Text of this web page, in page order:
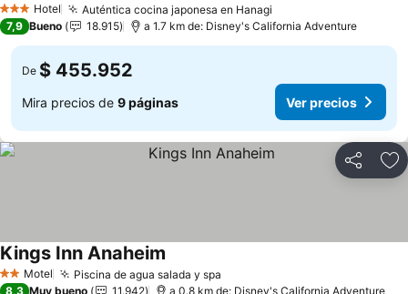
3 Estrellas
Hotel
Auténtica cocina japonesa en Hanagi
7,9 Bueno 18.915 a 1.7 km de: Disney's California Adventure
De $ 455.952
Mira precios de 9 páginas Ver precios
Compartir
2 Estrellas
Motel Piscina de agua salada y spa
Kings Inn Anaheim
8,3 Muy bueno 11.942 a 0.8 km de: Disney's California Adventure